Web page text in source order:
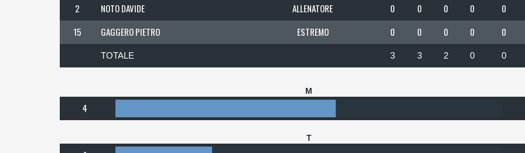
2
NOTO DAVIDE ALLENATORE 0 0 0 0 0
15
GAGGERO PIETRO ESTREMO 0 0 0 0 0
TOTALE 3 3 2 0 0
M
4
T